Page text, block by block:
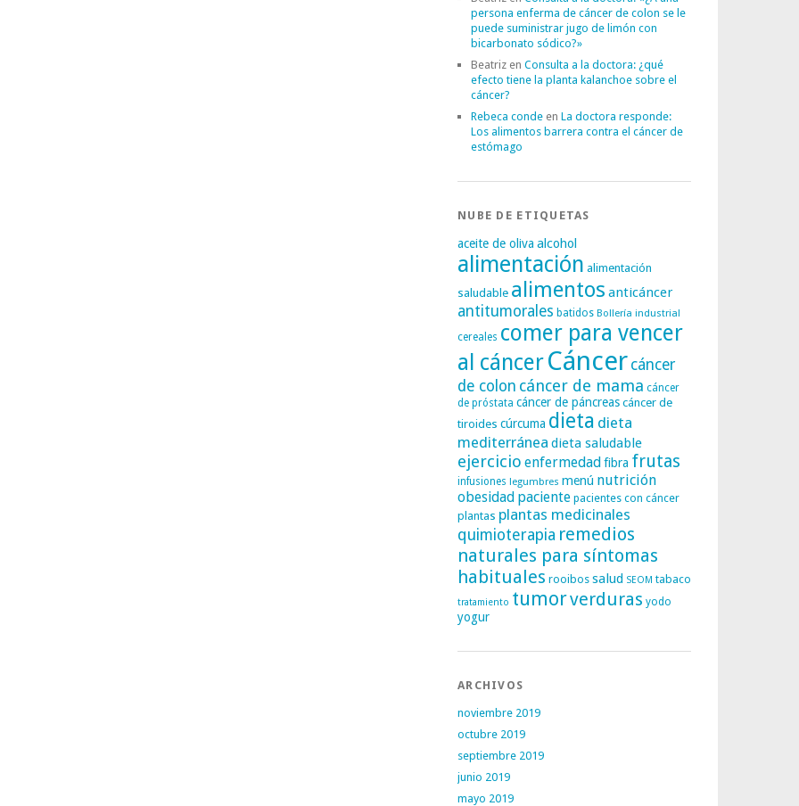
persona enferma de cáncer de colon se le
puede suministrar jugo de limón con
bicarbonato sódico?»
Beatriz en Consulta a la doctora: ¿qué
efecto tiene la planta kalanchoe sobre el
cáncer?
Rebeca conde en La doctora responde:
Los alimentos barrera contra el cáncer de
estómago
NUBE DE ETIQUETAS
aceite de oliva alcohol
alimentación alimentación
saludable alimentos anticáncer
antitumorales batidos Bollería industrial
cereales comer para vencer
al cáncerCáncer cáncer
de colon cáncer de mama cáncer
de próstata cáncer de páncreascáncer de
tiroides cúrcuma dieta dieta
mediterránea dieta saludable
ejercicio enfermedadfibra frutas
infusiones legumbres menú nutrición
obesidad paciente pacientes con cáncer
plantas plantas medicinales
quimioterapia remedios
naturales para síntomas
habituales rooibos salud SEOM tabaco
tratamiento tumorverduras yodo
yogur
ARCHIVOS
noviembre 2019
octubre 2019
septiembre 2019
junio 2019
mayo 2019